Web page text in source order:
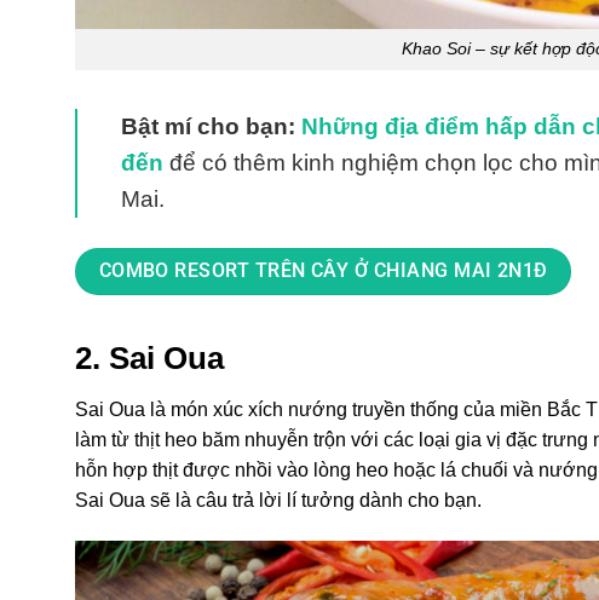
Khao Soi – sự kết hợp
Bật mí cho bạn: Những địa điểm hấp dẫn
đến để có thêm kinh nghiệm chọn lọc cho
Mai.
COMBO RESORT TRÊN CÂY Ở CHIANG MAI 2N1Đ
2. Sai Oua
Sai Oua là món xúc xích nướng truyền thống của miền
làm từ thịt heo băm nhuyễn trộn với các loại gia vị đặc
hỗn hợp thịt được nhồi vào lòng heo hoặc lá chuối và
Sai Oua sẽ là câu trả lời lí tưởng dành cho bạn.